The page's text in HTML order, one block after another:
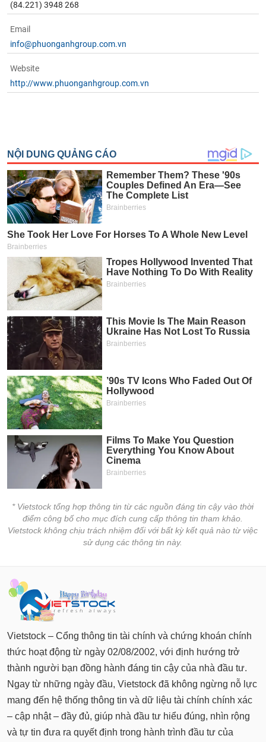
(84.221) 3948 268
Email
info@phuonganhgroup.com.vn
Website
http://www.phuonganhgroup.com.vn
* Vietstock tổng hợp thông tin từ các nguồn đáng tin cậy vào thời
điểm công bố cho mục đích cung cấp thông tin tham khảo.
Vietstock không chịu trách nhiệm đối với bất kỳ kết quả nào từ việc
sử dụng các thông tin này.
Vietstock – Cổng thông tin tài chính và chứng khoán chính
thức hoạt động từ ngày 02/08/2002, với định hướng trở
thành người bạn đồng hành đáng tin cậy của nhà đầu tư.
Ngay từ những ngày đầu, Vietstock đã không ngừng nỗ lực
mang đến hệ thống thông tin và dữ liệu tài chính chính xác
– cập nhật – đầy đủ, giúp nhà đầu tư hiểu đúng, nhìn rộng
và tự tin đưa ra quyết định trong hành trình đầu tư của